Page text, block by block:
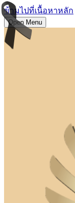
ข้ามไปที่เนื้อหาหลัก
Open Menu